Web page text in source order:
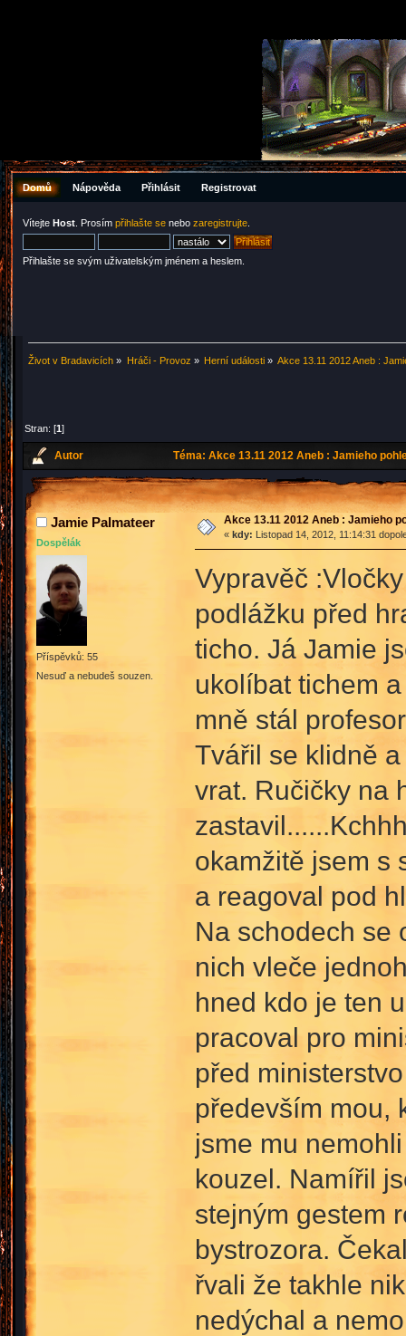
Domů Nápověda Přihlásit Registrovat
Vítejte Host . Prosím přihlašte se nebo zaregistrujte
Přihlašte se svým uživatelským jménem a heslem.
Život v Bradavicích » Hráči - Provoz » Herní události» Akce 13.11 2012 Aneb :
Stran: [1]
Autor Téma: Akce 13.11 2012 Aneb : Jamieho
Jamie Palmateer
Dospělák
Příspěvků: 55
Nesuď a nebudeš souzen.
Akce 13.11 2012 Aneb : Jamieho
« kdy: Listopad 14, 2012, 11:14:31
Vypravěč
podlážku před
ticho. Já Jamie
ukolíbat tichem
mně stál
Tvářil se klidně
vrat. Ručičky na
okamžitě jsem s
a reagoval pod
Na schodech se
nich vleče
hned kdo je ten
pracoval pro
před
především mou,
jsme mu
kouzel. Namířil
stejným gestem
bystrozora.
řvali že takhle
nedýchal a